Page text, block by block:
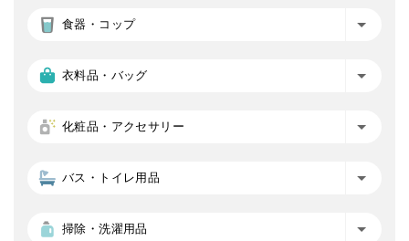
食器・コップ
衣料品・バッグ
化粧品・アクセサリー
バス・トイレ用品
掃除・洗濯用品